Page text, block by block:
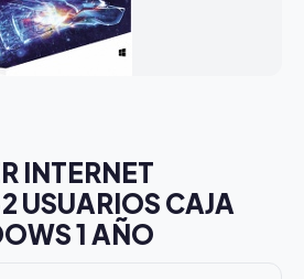
INTERNET
USUARIOS CAJA
1 AÑO